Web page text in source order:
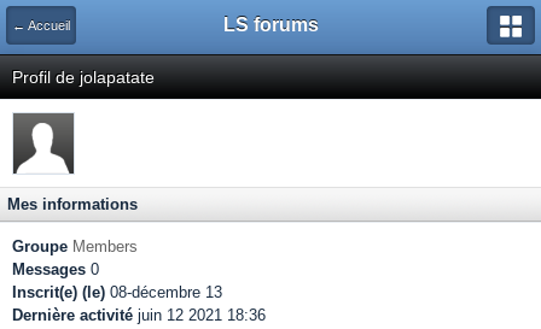
← Accueil LS forums
Profil de jolapatate
Mes informations
Groupe Members
Messages 0
Inscrit(e) (le) 08-décembre 13
Dernière activité juin 12 2021 18:36